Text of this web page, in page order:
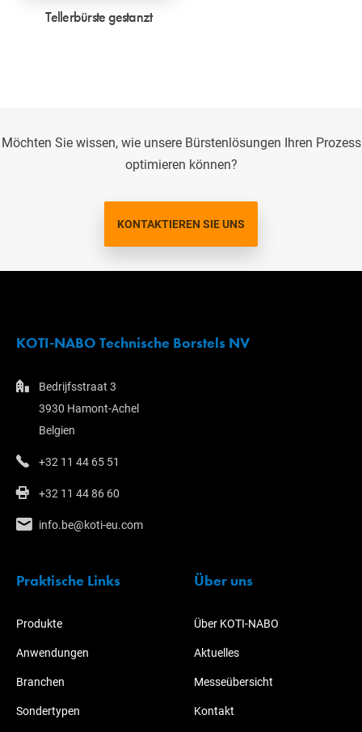
Tellerbürste gestanzt
Möchten Sie wissen, wie unsere Bürstenlösungen Ihren Prozess
optimieren können?
KONTAKTIEREN SIE UNS
KOTI-NABO Technische Borstels NV
Bedrijfsstraat 3
3930 Hamont-Achel
Belgien
+32 11 44 65 51
+32 11 44 86 60
info.be@koti-eu.com
Praktische Links
Produkte
Anwendungen
Branchen
Sondertypen
Über uns
Über KOTI-NABO
Aktuelles
Messeübersicht
Kontakt